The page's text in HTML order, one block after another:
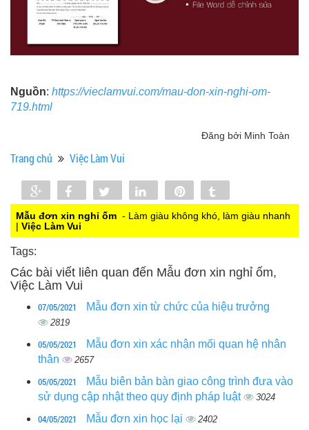
Nguồn: https://vieclamvui.com/mau-don-xin-nghi-om-
719.html
Đăng bởi Minh Toàn
Trang chủ Việc Làm Vui
Share Share Tweet Share
0
Mẫu đơn xin nghỉ ốm - Làm giàu không khó, làm giàu nhanh
| Việc Làm Vui
Tags:
Các bài viết liên quan đến Mẫu đơn xin nghỉ ốm,
Việc Làm Vui
07/05/2021 Mẫu đơn xin từ chức của hiệu trưởng
2819
05/05/2021
Mẫu đơn xin xác nhận mối quan hệ nhân
thân
2657
05/05/2021
Mẫu biên bản bàn giao công trình đưa vào
sử dụng cập nhật theo quy định pháp luật
3024
04/05/2021 Mẫu đơn xin học lại 2402